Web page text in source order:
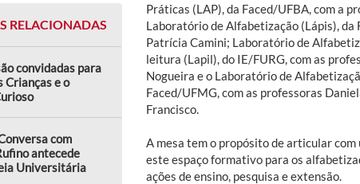
RELACIONADAS
convidadas para
Crianças e o
com
antecede
Universitária
Práticas (LAP), da Faced/UFBA, com a
Laboratório de Alfabetização (Lápis), da
Patrícia Camini; Laboratório de
leitura (Lapil), do IE/FURG, com as
Nogueira e o Laboratório de
Faced/UFMG, com as professoras
Francisco.
A mesa tem o propósito de articular
este espaço formativo para os
ações de ensino, pesquisa e extensão.